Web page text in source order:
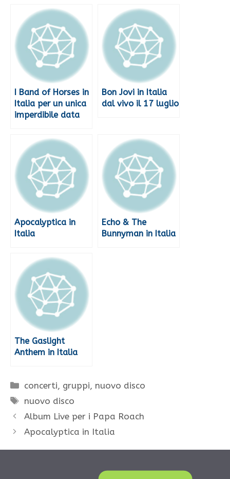
I Band of Horses in
Italia per un unica
imperdibile data
Bon Jovi in Italia
dal vivo il 17 luglio
Apocalyptica in
Italia
Echo & The
Bunnyman in Italia
The Gaslight
Anthem in Italia
Categorie
concerti, gruppi, nuovo disco
Tag
nuovo disco
Album Live per i Papa Roach
Apocalyptica in Italia